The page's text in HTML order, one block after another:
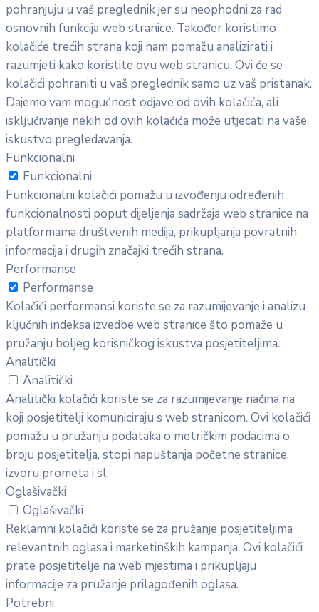
pohranjuju u vaš preglednik jer su neophodni za rad
osnovnih funkcija web stranice. Također koristimo
kolačiće trećih strana koji nam pomažu analizirati i
razumjeti kako koristite ovu web stranicu. Ovi će se
kolačići pohraniti u vaš preglednik samo uz vaš pristanak.
Dajemo vam mogućnost odjave od ovih kolačića, ali
isključivanje nekih od ovih kolačića može utjecati na vaše
iskustvo pregledavanja.
Funkcionalni
Funkcionalni
Funkcionalni kolačići pomažu u izvođenju određenih
funkcionalnosti poput dijeljenja sadržaja web stranice na
platformama društvenih medija, prikupljanja povratnih
informacija i drugih značajki trećih strana.
Performanse
Performanse
Kolačići performansi koriste se za razumijevanje i analizu
ključnih indeksa izvedbe web stranice što pomaže u
pružanju boljeg korisničkog iskustva posjetiteljima.
Analitički
Analitički
Analitički kolačići koriste se za razumijevanje načina na
koji posjetitelji komuniciraju s web stranicom. Ovi kolačići
pomažu u pružanju podataka o metričkim podacima o
broju posjetitelja, stopi napuštanja početne stranice,
izvoru prometa i sl.
Oglašivački
Oglašivački
Reklamni kolačići koriste se za pružanje posjetiteljima
relevantnih oglasa i marketinških kampanja. Ovi kolačići
prate posjetitelje na web mjestima i prikupljaju
informacije za pružanje prilagođenih oglasa.
Potrebni